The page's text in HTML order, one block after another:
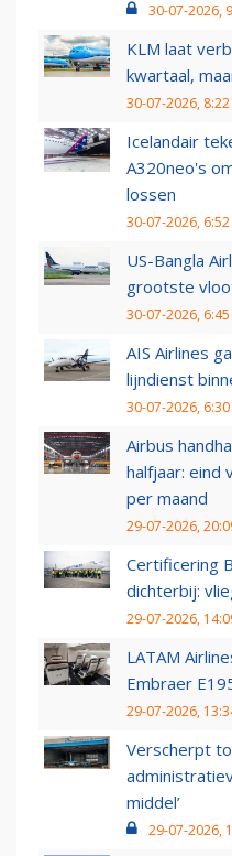
30-07-2026,
KLM laat
kwartaal,
30-07-2026, 8:22
Icelandair
A320neo's
lossen
30-07-2026, 6:52
US-Bangla
grootste
30-07-2026, 6:45
AIS Airlines
lijndienst
30-07-2026, 6:30
Airbus
halfjaar: eind
per maand
29-07-2026,
Certificering
dichterbij:
29-07-2026,
LATAM
Embraer
29-07-2026,
Verscherpt
middel’
29-07-2026,